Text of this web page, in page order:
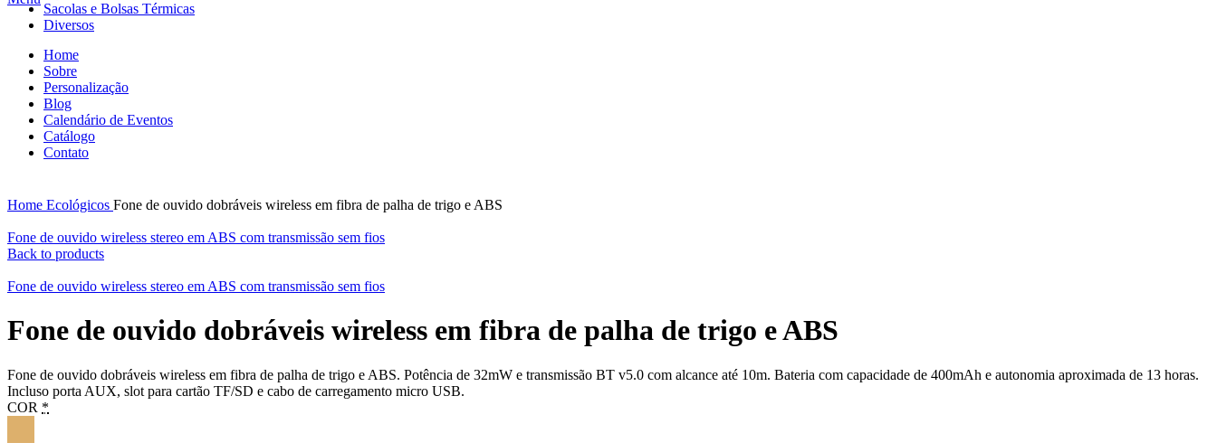
Sacolas e Bolsas Térmicas
Diversos
Home
Sobre
Personalização
Blog
Calendário de Eventos
Catálogo
Contato
Click to enlarge
Home Ecológicos Fone de ouvido dobráveis wireless em fibra de palha de trigo e ABS
Fone de ouvido wireless stereo em ABS com transmissão sem fios
Back to products
Fone de ouvido wireless stereo em ABS com transmissão sem fios
Fone de ouvido dobráveis wireless em fibra de palha de trigo e ABS
Fone de ouvido dobráveis wireless em fibra de palha de trigo e ABS. Potência de 32mW e transmissão BT v5.0 com alcance até 10m. Bateria com capacidade de 400mAh e autonomia aproximada de 13 horas.
Incluso porta AUX, slot para cartão TF/SD e cabo de carregamento micro USB.
COR *